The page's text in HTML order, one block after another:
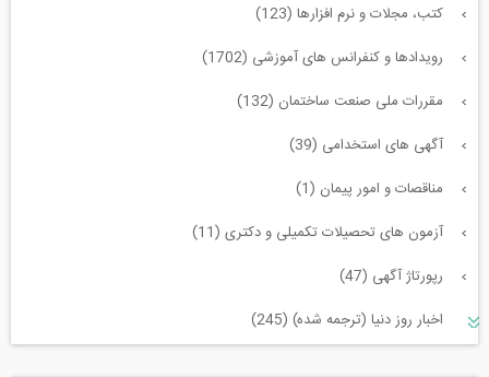
کتب، مجلات و نرم افزارها (123)
رویدادها و کنفرانس های آموزشی (1702)
مقررات ملی صنعت ساختمان (132)
آگهی های استخدامی (39)
مناقصات و امور پیمان (1)
آزمون های تحصیلات تکمیلی و دکتری (11)
رپورتاژ آگهی (47)
اخبار روز دنیا (ترجمه شده) (245)